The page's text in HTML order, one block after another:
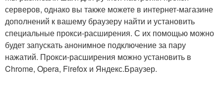
серверов, однако вы также можете в интернет-магазине
дополнений к вашему браузеру найти и установить
специальные прокси-расширения. С их помощью можно
будет запускать анонимное подключение за пару
нажатий. Прокси-расширения можно установить в
Chrome, Opera, Firefox и Яндекс.Браузер.